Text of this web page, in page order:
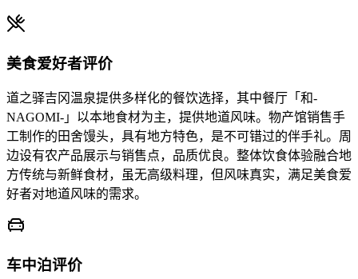
美食爱好者评价
道之驿吉冈温泉提供多样化的餐饮选择，其中餐厅「和-
NAGOMI-」以本地食材为主，提供地道风味。物产馆销售手
工制作的田舍馒头，具有地方特色，是不可错过的伴手礼。周
边设有农产品展示与销售点，品质优良。整体饮食体验融合地
方传统与新鲜食材，虽无高级料理，但风味真实，满足美食爱
好者对地道风味的需求。
车中泊评价